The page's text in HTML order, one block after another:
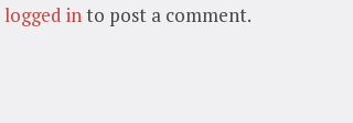
logged into post a comment.